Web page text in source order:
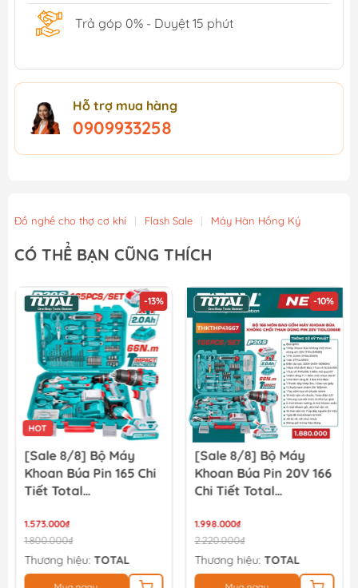
Trả góp 0% - Duyệt 15 phút
Hỗ trợ mua hàng
0909933258
Đồ nghề cho thợ cơ khí | Flash Sale | Máy Hàn Hồng Ký
CÓ THỂ BẠN CŨNG THÍCH
-13%
HOT
[Sale 8/8] Bộ Máy
Khoan Búa Pin 165 Chi
Tiết Total
1.573.000₫
1.800.000₫
Thương hiệu: TOTAL
-10%
[Sale 8/8] Bộ Máy
Khoan Búa Pin 20V 166
Chi Tiết Total
THKTHP41667
1.998.000₫
2.220.000₫
Thương hiệu:TOTAL